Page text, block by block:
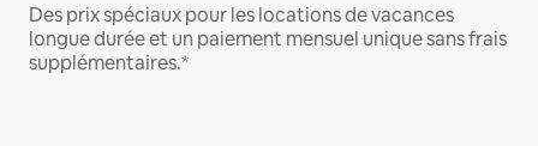
Des prix spéciaux pour les locations de vacances
longue durée et un paiement mensuel unique sans frais
supplémentaires.*